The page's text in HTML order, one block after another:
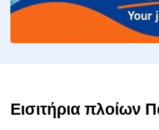
Εισιτήρια πλοίων